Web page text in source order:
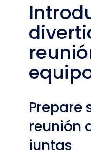
Prepare
reunión
juntas